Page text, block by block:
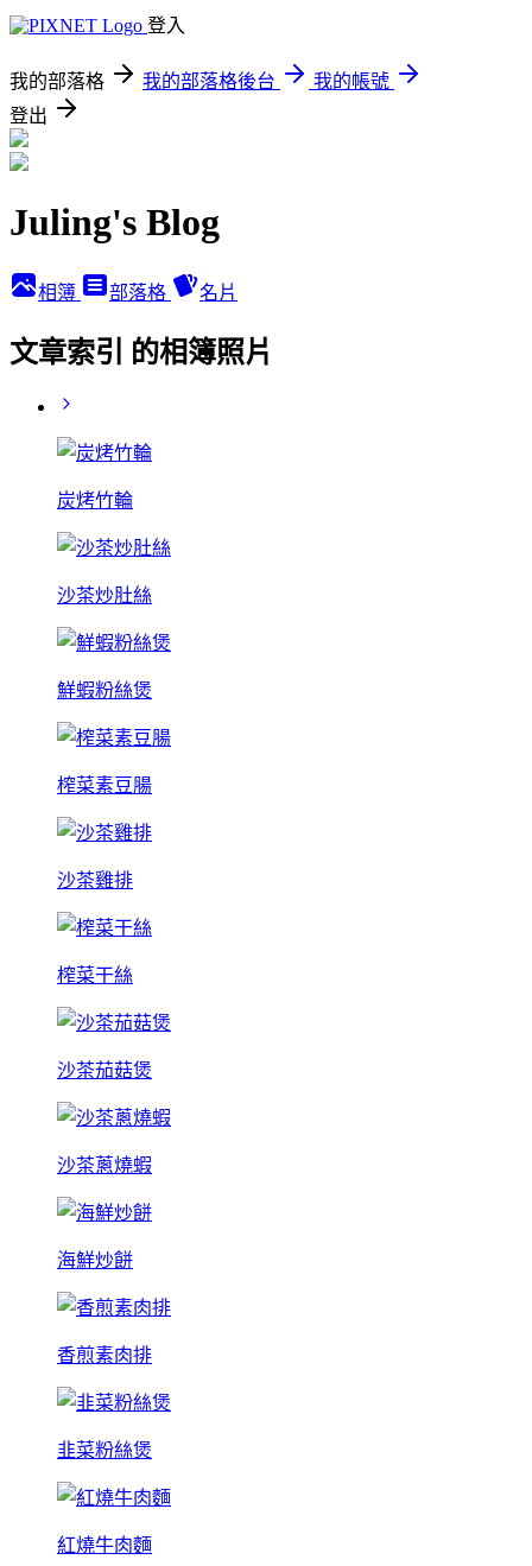
登入
我的部落格 我的部落格後台
我的帳號
登出
Juling's Blog
相簿 部落格 名片
文章索引 的相簿照片
炭烤竹輪
沙茶炒肚絲
鮮蝦粉絲煲
榨菜素豆腸
沙茶雞排
榨菜干絲
沙茶茄菇煲
沙茶蔥燒蝦
海鮮炒餅
香煎素肉排
韭菜粉絲煲
紅燒牛肉麵